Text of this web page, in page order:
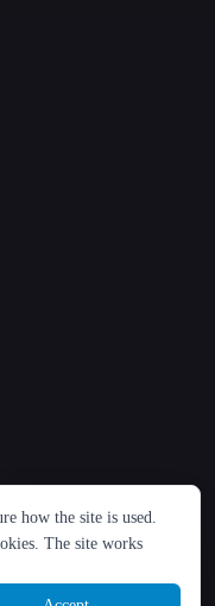
简体中文
how the site is used.
The site works